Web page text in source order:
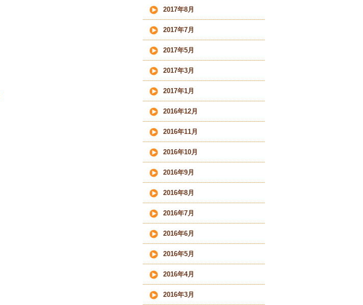
2017年8月
2017年7月
2017年5月
2017年3月
2017年1月
2016年12月
2016年11月
2016年10月
2016年9月
2016年8月
2016年7月
2016年6月
2016年5月
2016年4月
2016年3月